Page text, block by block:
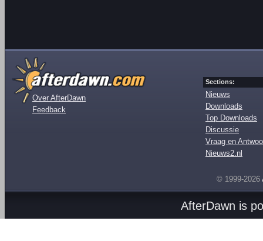
Over AfterDawn
Feedback
Sections:
Nieuws
Downloads
Top Downloads
Discussie
Vraag en
Nieuws2.nl
© 1999-2026
AfterDawn is